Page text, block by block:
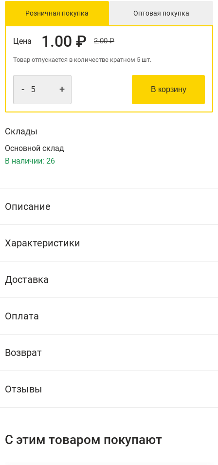
Розничная покупка Оптовая покупка
Цена 1.00 ₽ 2.00 ₽
- + В корзину
Товар отпускается в количестве кратном 5 шт.
Склады
Основной склад
В наличии: 26
Описание
Характеристики
Доставка
Оплата
Возврат
Отзывы
С этим товаром покупают